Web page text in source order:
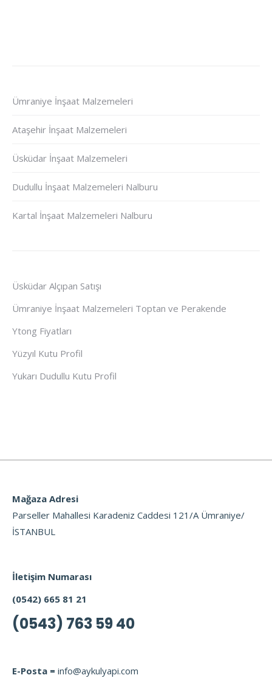
Ümraniye İnşaat Malzemeleri
Ataşehir İnşaat Malzemeleri
Üsküdar İnşaat Malzemeleri
Dudullu İnşaat Malzemeleri Nalburu
Kartal İnşaat Malzemeleri Nalburu
Üsküdar Alçıpan Satışı
Ümraniye İnşaat Malzemeleri Toptan ve Perakende
Ytong Fiyatları
Yüzyıl Kutu Profil
Yukarı Dudullu Kutu Profil
Mağaza Adresi
Parseller Mahallesi Karadeniz Caddesi 121/A Ümraniye/
İSTANBUL
İletişim Numarası
(0542) 665 81 21
(0543) 763 59 40
E-Posta = info@aykulyapi.com